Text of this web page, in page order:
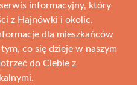
informacyjny, który
z Hajnówki i okolic.
dla mieszkańców
co się dzieje w naszym
do Ciebie z